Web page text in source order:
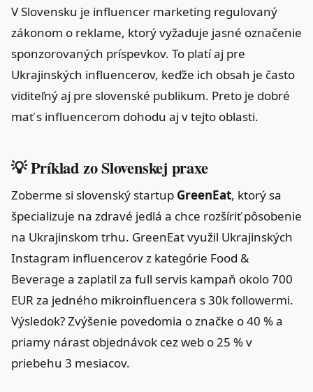
V Slovensku je influencer marketing regulovaný
zákonom o reklame, ktorý vyžaduje jasné označenie
sponzorovaných príspevkov. To platí aj pre
Ukrajinských influencerov, keďže ich obsah je často
viditeľný aj pre slovenské publikum. Preto je dobré
mať s influencerom dohodu aj v tejto oblasti.
💡 Príklad zo Slovenskej praxe
Zoberme si slovenský startup GreenEat, ktorý sa
špecializuje na zdravé jedlá a chce rozšíriť pôsobenie
na Ukrajinskom trhu. GreenEat využil Ukrajinských
Instagram influencerov z kategórie Food &
Beverage a zaplatil za full servis kampaň okolo 700
EUR za jedného mikroinfluencera s 30k followermi.
Výsledok? Zvýšenie povedomia o značke o 40 % a
priamy nárast objednávok cez web o 25 % v
priebehu 3 mesiacov.